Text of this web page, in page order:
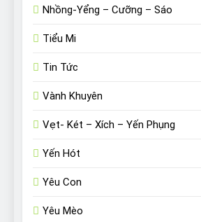
Nhồng-Yểng – Cưỡng – Sáo
Tiểu Mi
Tin Tức
Vành Khuyên
Vẹt- Két – Xích – Yến Phụng
Yến Hót
Yêu Con
Yêu Mèo